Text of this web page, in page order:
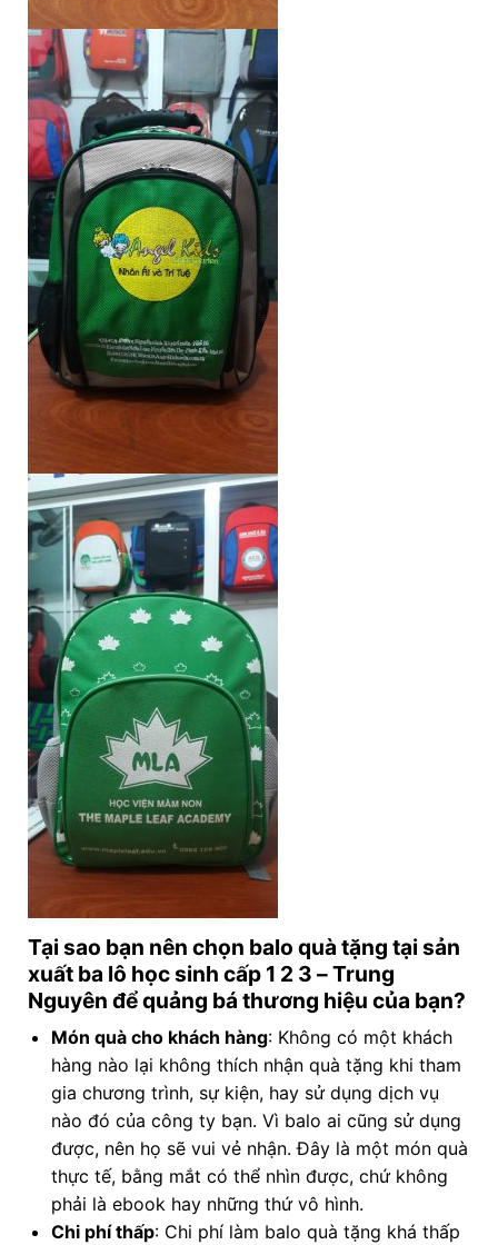
Tại sao bạn nên chọn balo quà tặng tại sản
xuất ba lô học sinh cấp 1 2 3 – Trung
Nguyên để quảng bá thương hiệu của bạn?
Món quà cho khách hàng: Không có một khách
hàng nào lại không thích nhận quà tặng khi tham
gia chương trình, sự kiện, hay sử dụng dịch vụ
nào đó của công ty bạn. Vì balo ai cũng sử dụng
được, nên họ sẽ vui vẻ nhận. Đây là một món quà
thực tế, bằng mắt có thể nhìn được, chứ không
phải là ebook hay những thứ vô hình.
Chi phí thấp: Chi phí làm balo quà tặng khá thấp